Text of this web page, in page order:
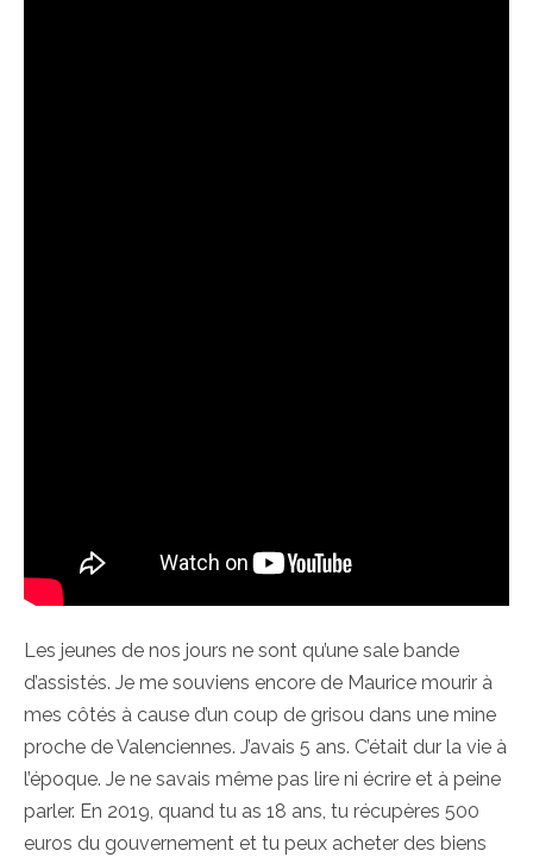
Les jeunes de nos jours ne sont qu’une sale bande
d’assistés. Je me souviens encore de Maurice mourir à
mes côtés à cause d’un coup de grisou dans une mine
proche de Valenciennes. J’avais 5 ans. C’était dur la vie à
l’époque. Je ne savais même pas lire ni écrire et à peine
parler. En 2019, quand tu as 18 ans, tu récupères 500
euros du gouvernement et tu peux acheter des biens